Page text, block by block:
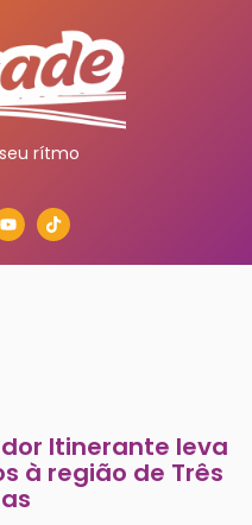
rítmo
Itinerante leva
à região de Três